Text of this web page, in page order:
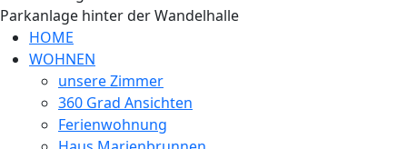
Parkanlage hinter der Wandelhalle
HOME
WOHNEN
unsere Zimmer
360 Grad Ansichten
Ferienwohnung